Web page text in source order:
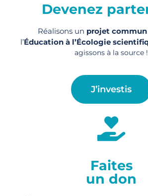
Devenez
Réalisons un projet commun
l’Éducation à l’Écologie
agissons à la source !
J’investis
Faites
un don